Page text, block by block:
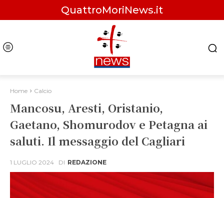
QuattroMoriNews.it
Home Calcio
Mancosu, Aresti, Oristanio,
Gaetano, Shomurodov e Petagna ai
saluti. Il messaggio del Cagliari
1 LUGLIO 2024 DI REDAZIONE